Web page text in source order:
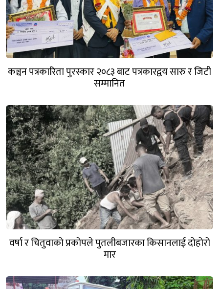
कञ्चन पत्रकारिता पुरस्कार २०८३ बाट पत्रकारद्वय सारु र जिटी
सम्मानित
वर्षा र चितुवाको प्रकोपले पुतलीबजारका किसानलाई दोहोरो
मार